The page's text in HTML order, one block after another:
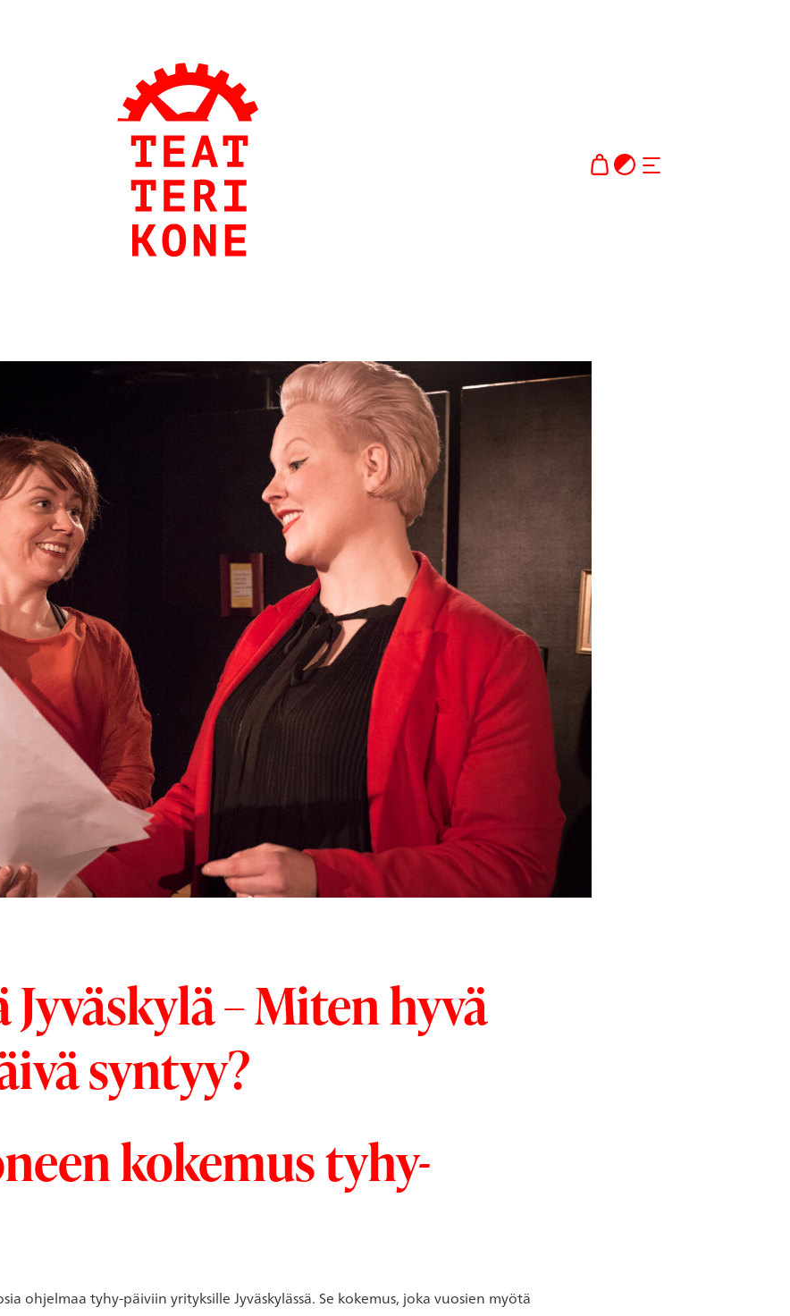
Dark theme
AVAA TAI SULJE
Jyväskylä – Miten hyvä
syntyy?
kokemus tyhy-
ohjelmaa tyhy-päiviin yrityksille Jyväskylässä. Se kokemus, joka vuosien myötä